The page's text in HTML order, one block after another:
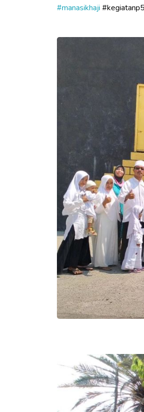
#manasikhaji #kegiatanp5